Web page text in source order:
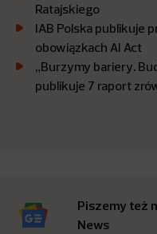
Ratajskiego
IAB Polska publikuje
obowiązkach AI Act
„Burzymy bariery.
publikuje 7 raport
Piszemy też
News